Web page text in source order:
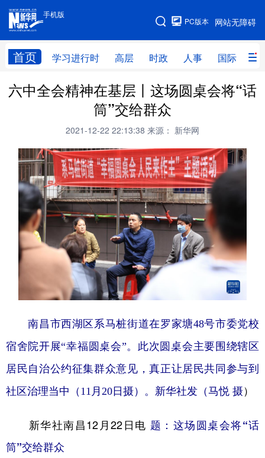
手机版
网站无障碍
PC版本
首页 学习进行时 高层 时政 人事 国际 财
手机版
网站地图
学习进行时 高层 时政 人事
财经 网评
全球连线
科技 科创 量子 体育
文化 书画 健康
访谈 视频 图片
法律 中央文件 汽车
食品 人居 信息化 数字经济
学术中国 乡村振兴 溯源中国
公益 一带一路 亚太网 上市公司
文化产业
地方频道
六中全会精神在基层丨这场圆桌会将“话
筒”交给群众
2021-12-22 22:13:38 来源： 新华网
南昌市西湖区系马桩街道在罗家塘48号市委党校
宿舍院开展“幸福圆桌会”。此次圆桌会主要围绕辖区
居民自治公约征集群众意见，真正让居民共同参与到
社区治理当中（11月20日摄）。新华社发（马悦 摄）
新华社南昌12月22日电 题：这场圆桌会将“话
筒”交给群众